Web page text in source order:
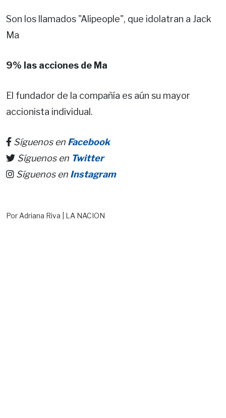
Son los llamados "Alipeople", que idolatran a Jack
Ma
9% las acciones de Ma
El fundador de la compañía es aún su mayor
accionista individual.
Síguenos en Facebook
Síguenos en Twitter
Síguenos en Instagram
Por Adriana Riva | LA NACION